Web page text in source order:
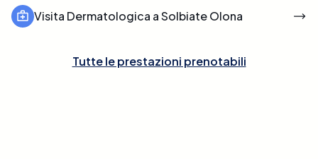
Visita Dermatologica a Solbiate Olona
Tutte le prestazioni prenotabili